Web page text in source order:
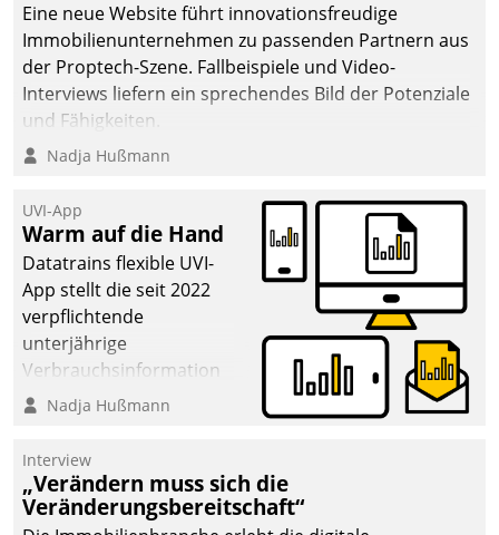
Eine neue Website führt innovationsfreudige
Immobilienunternehmen zu passenden Partnern aus
der Proptech-Szene. Fallbeispiele und Video-
Interviews liefern ein sprechendes Bild der Potenziale
und Fähigkeiten.
Nadja Hußmann
UVI-App
Warm auf die Hand
Datatrains flexible UVI-
App stellt die seit 2022
verpflichtende
unterjährige
Verbrauchsinformation
schnell, zuverlässig und
Die monatlichen
Mitteilungen zum
Heizungs- und
Nadja Hußmann
Interview
„Verändern muss sich die
Veränderungsbereitschaft“